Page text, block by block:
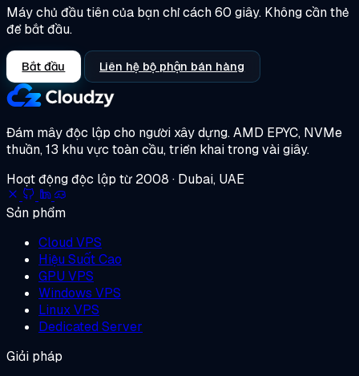
Máy chủ đầu tiên của bạn chỉ cách 60 giây. Không cần thẻ
để bắt đầu.
Bắt đầu Liên hệ bộ phận bán hàng
Đám mây độc lập cho người xây dựng.AMD EPYC, NVMe
thuần, 13 khu vực toàn cầu, triển khai trong vài giây.
Hoạt động độc lập từ 2008 · Dubai, UAE
Sản phẩm
Cloud VPS
Hiệu Suất Cao
GPU VPS
Windows VPS
Linux VPS
Dedicated Server
Giải pháp